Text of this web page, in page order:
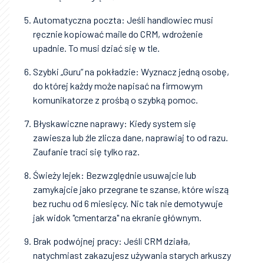
Automatyczna poczta: Jeśli handlowiec musi
ręcznie kopiować maile do CRM, wdrożenie
upadnie. To musi dziać się w tle.
Szybki „Guru” na pokładzie: Wyznacz jedną osobę,
do której każdy może napisać na firmowym
komunikatorze z prośbą o szybką pomoc.
Błyskawiczne naprawy: Kiedy system się
zawiesza lub źle zlicza dane, naprawiaj to od razu.
Zaufanie traci się tylko raz.
Świeży lejek: Bezwzględnie usuwajcie lub
zamykajcie jako przegrane te szanse, które wiszą
bez ruchu od 6 miesięcy. Nic tak nie demotywuje
jak widok "cmentarza" na ekranie głównym.
Brak podwójnej pracy: Jeśli CRM działa,
natychmiast zakazujesz używania starych arkuszy